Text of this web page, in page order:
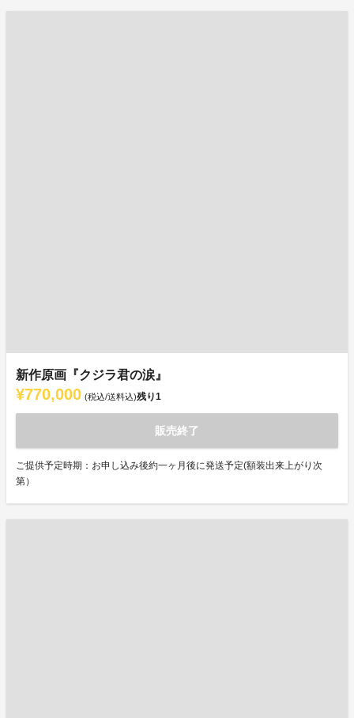
新作原画『クジラ君の涙』
¥770,000 (税込/送料込)残り1
販売終了
ご提供予定時期：お申し込み後約一ヶ月後に発送予定(額装出来上がり次
第）